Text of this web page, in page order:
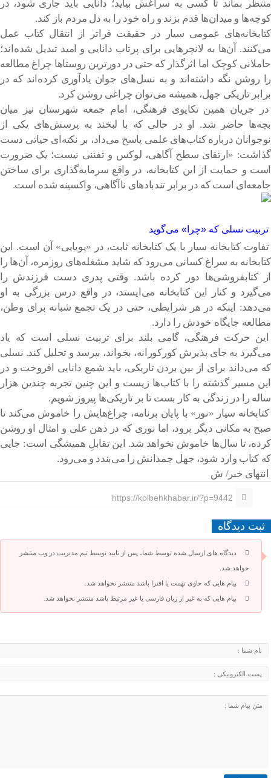
منتظر بماند تا کسی به سراغش بیاید؛ دانایی باید جاری شود، در
کوچه‌ها و میدان‌ها قدم بزند و راه خود را به دل مردم باز کند.
کتابخانه‌های عمومی سیار در حقیقت فراتر از انتقال کتاب عمل
می‌کنند. آن‌ها به لانچرهایی برای پرتاب دانایی و امید تبدیل شده‌اند؛
حاملانی کوچک اما اثرگذار که حتی در دورترین روستاها چراغ مطالعه
را روشن نگه داشته‌اند و به نسل‌های جوان یادآوری کرده‌اند که در
برابر تاریکی جهل، همیشه می‌توان چراغی روشن کرد.
در جریان همین تکاپوی فرهنگی، امام جمعه شهرستان نیز میان
بچه‌ها حاضر شد. او در حالی که با لبخند به پرسش‌های یکی از
نوجوانان درباره کتاب‌های علمی پاسخ می‌داد، بر نکته‌ای حیاتی دست
گذاشت: «ارتقای سطح آگاهی، لوکس و تفننی نیست؛ یک ضرورت
است و حمایت از این کتابخانه، در واقع سرمایه‌گذاری برای ساختن
جامعه‌ای است که در برابر تندبادهای ناآگاهی، واکسینه شده است.
تربیت نسلی که «چرا» می‌گوید
تفاوت کتابخانه سیار با یک کتابخانه ثابت، در «پویایی» آن است. این
کتابخانه به سراغ کسانی می‌رود که شاید مشغله‌های روزمره، آن‌ها را
از کتابفروشی‌ها دور کرده باشد. وقتی پدری دست فرزندش را
می‌گیرد و کنار این کتابخانه می‌ایستد، در واقع درس بزرگی به او
می‌دهد: اینکه در هر شرایطی، حتی در یک تجمع شبانه برای وطن،
مطالعه جایگاه خودش را دارد.
این حرکت فرهنگی، گامی بلند برای تربیت نسلی است که یاد
می‌گیرد به جای پذیرش کورکورانه، بخواند، بپرسد و تحلیل کند. نسلی
که می‌داند برای از بین بردن تاریکی، باید شمع دانایی افروخت و در
این مسیر گذشته را با کتاب‌ها زیست و این چنین تجربه چندین هزار
ساله را در زندگی به کار بست تا بر تاریکی‌ها پیروز شویم.
کتابخانه سیار «نور» با پایان برنامه، چراغ‌هایش را خاموش می‌کند تا
صبح به مکانی دیگر برود، اما نوری که در ذهن علی و امثال او روشن
کرده، تا سال‌ها خاموش نخواهد شد. این تقابلِ همیشگی است: جایی
که کتاب وارد شود، جهل چمدانش را می‌بندد و می‌رود.
انتهای خبر/ ش
https://kolbehkhabar.ir/?p=9442
ثبت دیدگاه
دیدگاه های ارسال شده توسط شما، پس از تایید توسط تیم مدیریت در وب منتشر
خواهد شد.
پیام هایی که حاوی تهمت یا افترا باشد منتشر نخواهد شد.
پیام هایی که به غیر از زبان فارسی یا غیر مرتبط باشد منتشر نخواهد شد.